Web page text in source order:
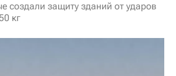
создали защиту зданий от ударов
кг